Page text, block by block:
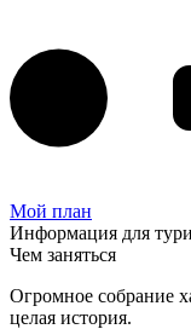
Мой план
Информация для
Чем заняться
Огромное собрание
целая история.